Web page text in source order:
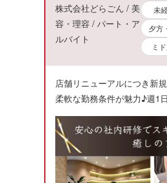
株式会社どらごん / 美
容・理容 / パート・ア
ルバイト
未
夕方
ミ
店舗リニューアルにつき新
柔軟な勤務条件が魅力♪週1